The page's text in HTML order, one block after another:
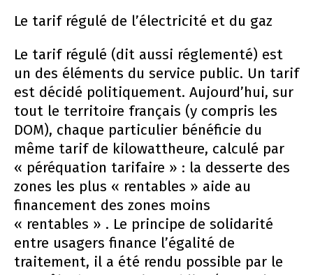
Le tarif régulé de l’électricité et du gaz
Le tarif régulé (dit aussi réglementé) est
un des éléments du service public. Un tarif
est décidé politiquement. Aujourd’hui, sur
tout le territoire français (y compris les
DOM), chaque particulier bénéficie du
même tarif de kilowattheure, calculé par
« péréquation tarifaire » : la desserte des
zones les plus « rentables » aide au
financement des zones moins
« rentables » . Le principe de solidarité
entre usagers finance l’égalité de
traitement, il a été rendu possible par le